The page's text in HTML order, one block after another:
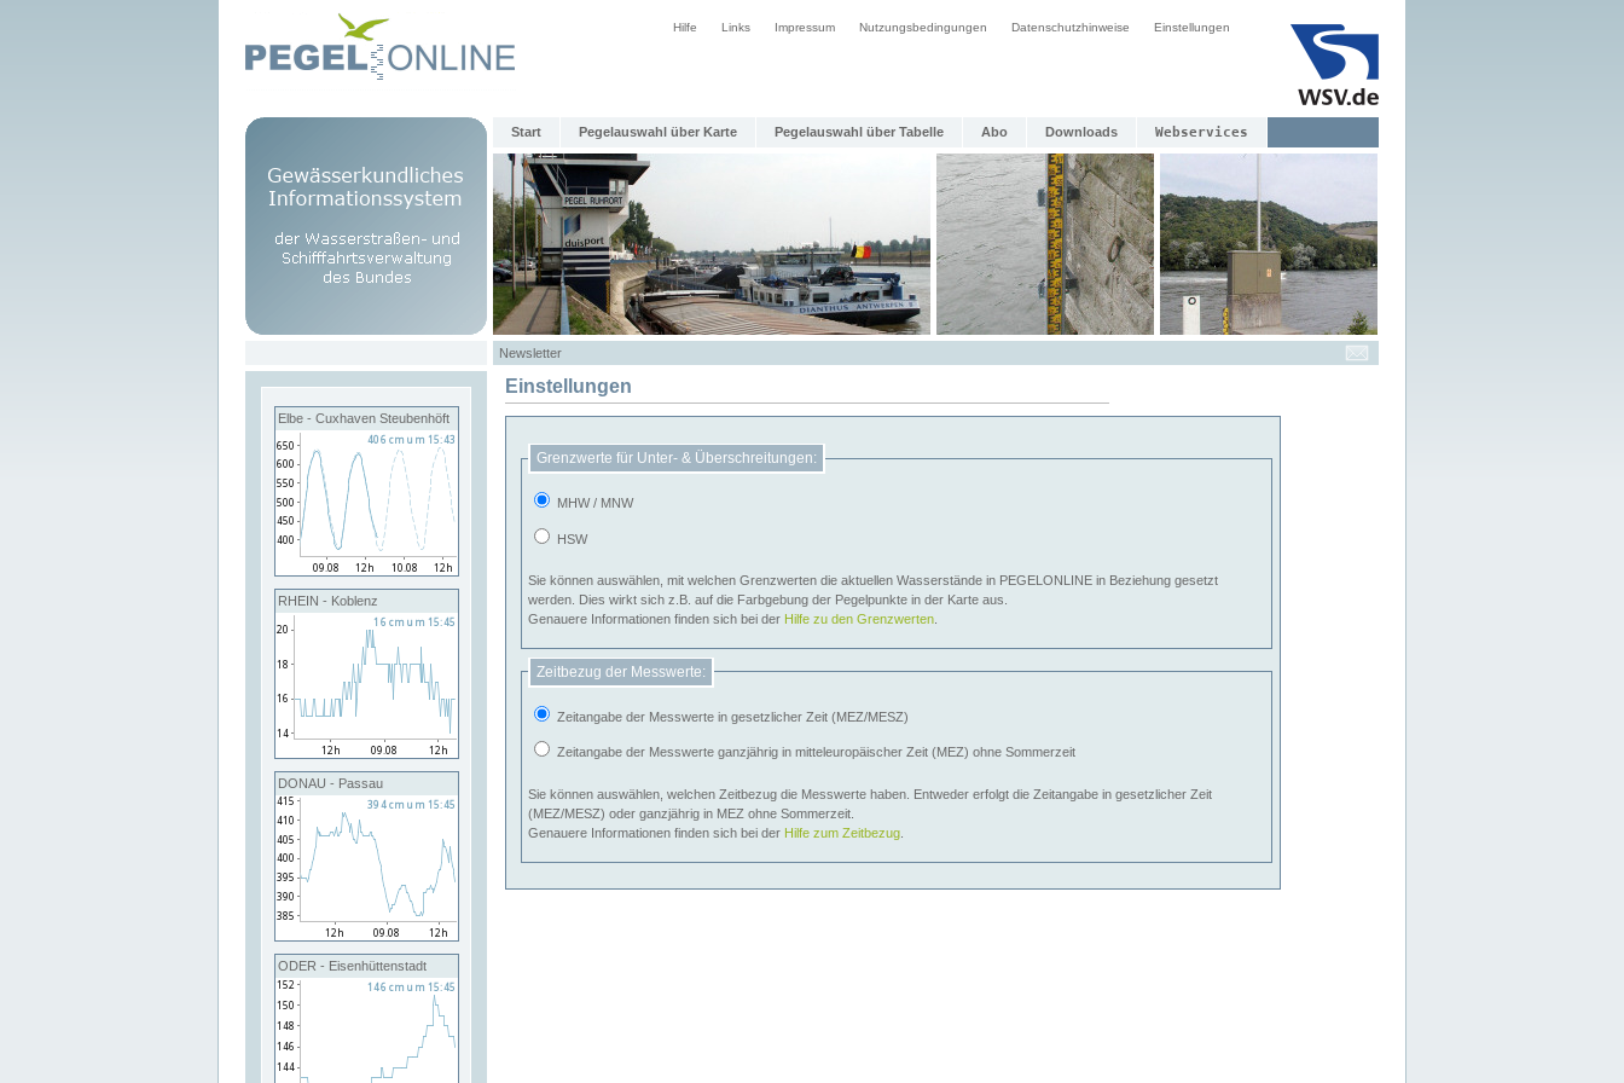
Hilfe Links Impressum Nutzungsbedingungen Datenschutzhinweise Einstellungen
Start Pegelauswahl über Karte Pegelauswahl über Tabelle Abo Downloads Webservices
Newsletter
Elbe - Cuxhaven Steubenhöft
RHEIN - Koblenz
DONAU - Passau
ODER - Eisenhüttenstadt
Einstellungen
Grenzwerte für Unter- & Überschreitungen:
MHW / MNW
HSW
Sie können auswählen, mit welchen Grenzwerten die aktuellen Wasserstände in PEGELONLINE in Beziehung gesetzt
werden. Dies wirkt sich z.B. auf die Farbgebung der Pegelpunkte in der Karte aus.
Genauere Informationen finden sich bei der Hilfe zu den Grenzwerten
Zeitbezug der Messwerte:
Zeitangabe der Messwerte in gesetzlicher Zeit (MEZ/MESZ)
Zeitangabe der Messwerte ganzjährig in mitteleuropäischer Zeit (MEZ) ohne Sommerzeit
Sie können auswählen, welchen Zeitbezug die Messwerte haben. Entweder erfolgt die Zeitangabe in gesetzlicher Zeit
(MEZ/MESZ) oder ganzjährig in MEZ ohne Sommerzeit.
Genauere Informationen finden sich bei der Hilfe zum Zeitbezug